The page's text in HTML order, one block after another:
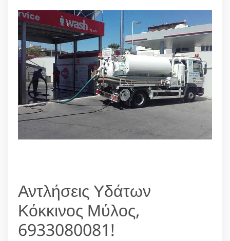
Αντλήσεις Υδάτων
Κόκκινος Μύλος,
6933080081!